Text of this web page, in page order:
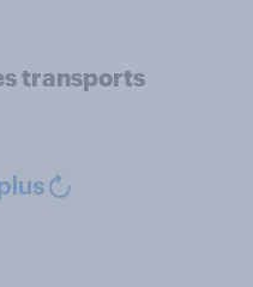
transports